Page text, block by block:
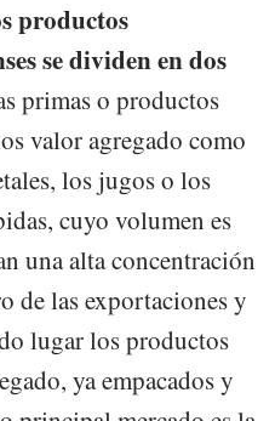
productos
se dividen en dos
primas o productos
valor agregado como
los jugos o los
cuyo volumen es
una alta concentración
de las exportaciones y
lugar los productos
ya empacados y